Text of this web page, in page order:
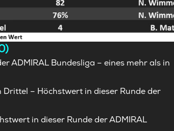
ADMIRAL Bundesliga – eines mehr als in
– Höchstwert in dieser Runde der
in dieser Runde der ADMIRAL